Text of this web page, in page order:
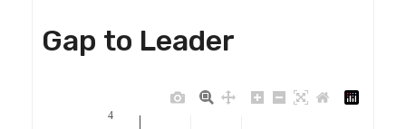
Gap to Leader
4